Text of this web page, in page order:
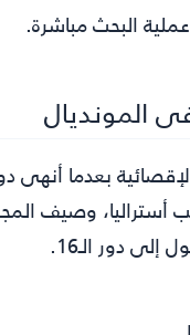
البحث مباشرة.
المونديال
بعدما أنهى
وصيف
دور الـ16.